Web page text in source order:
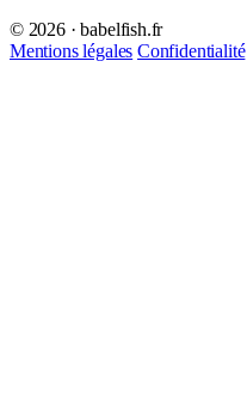
© 2026 · babelfish.fr
Mentions légales Confidentialité